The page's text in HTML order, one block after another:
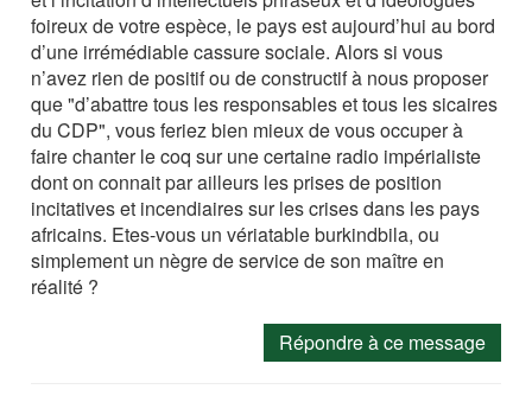
foireux de votre espèce, le pays est aujourd’hui au bord
d’une irrémédiable cassure sociale. Alors si vous
n’avez rien de positif ou de constructif à nous proposer
que "d’abattre tous les responsables et tous les sicaires
du CDP", vous feriez bien mieux de vous occuper à
faire chanter le coq sur une certaine radio impérialiste
dont on connait par ailleurs les prises de position
incitatives et incendiaires sur les crises dans les pays
africains. Etes-vous un vériatable burkindbila, ou
simplement un nègre de service de son maître en
réalité ?
Répondre à ce message